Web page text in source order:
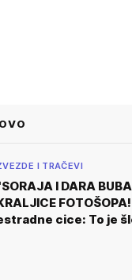
I TRAČEVI
I DARA
cice: To je